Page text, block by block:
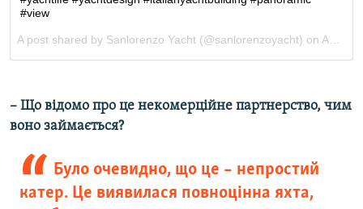
– Що відомо про це некомерційне партнерство, чим
воно займається?
Було очевидно, що це – непростий
катер. Це виявилася повноцінна яхта,